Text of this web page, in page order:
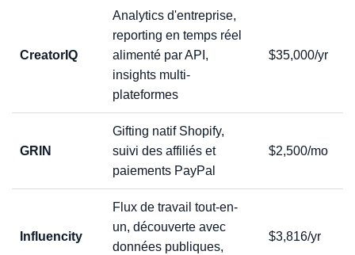
CreatorIQ
Analytics d'entreprise,
reporting en temps réel
alimenté par API,
insights multi-
plateformes
$35,000/yr
GRIN
Gifting natif Shopify,
suivi des affiliés et
paiements PayPal
$2,500/mo
Influencity
Flux de travail tout-en-
un, découverte avec
données publiques,
$3,816/yr